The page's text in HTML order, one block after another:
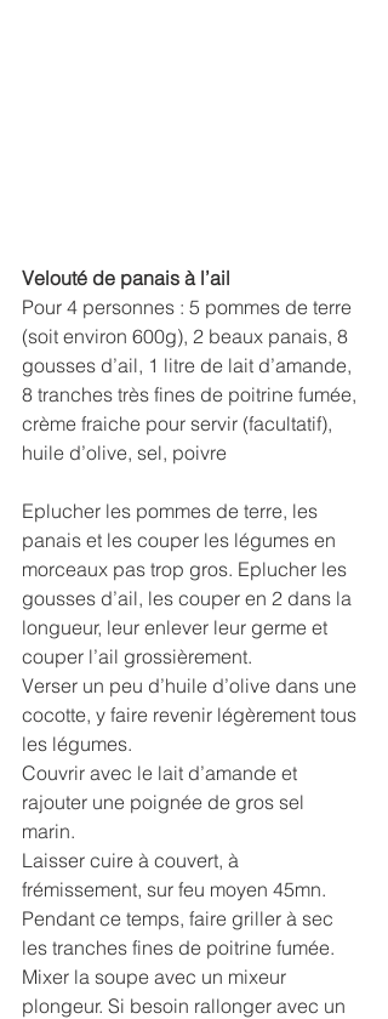
Velouté de panais à l’ail
Pour 4 personnes : 5 pommes de terre
(soit environ 600g), 2 beaux panais, 8
gousses d’ail, 1 litre de lait d’amande,
8 tranches très fines de poitrine fumée,
crème fraiche pour servir (facultatif),
huile d’olive, sel, poivre
Eplucher les pommes de terre, les
panais et les couper les légumes en
morceaux pas trop gros. Eplucher les
gousses d’ail, les couper en 2 dans la
longueur, leur enlever leur germe et
couper l’ail grossièrement.
Verser un peu d’huile d’olive dans une
cocotte, y faire revenir légèrement tous
les légumes.
Couvrir avec le lait d’amande et
rajouter une poignée de gros sel
marin.
Laisser cuire à couvert, à
frémissement, sur feu moyen 45mn.
Pendant ce temps, faire griller à sec
les tranches fines de poitrine fumée.
Mixer la soupe avec un mixeur
plongeur. Si besoin rallonger avec un